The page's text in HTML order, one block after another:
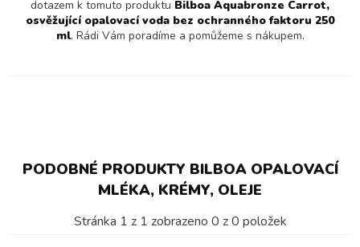
dotazem k tomuto produktu Bilboa Aquabronze Carrot,
osvěžující opalovací voda bez ochranného faktoru 250
ml. Rádi Vám poradíme a pomůžeme s nákupem.
PODOBNÉ PRODUKTY BILBOA OPALOVACÍ
MLÉKA, KRÉMY, OLEJE
Stránka 1 z 1 zobrazeno 0 z0 položek